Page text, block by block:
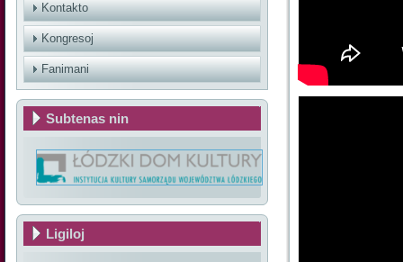
Kontakto
Kongresoj
Fanimani
Subtenas nin
Ligiloj